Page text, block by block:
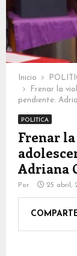
Inicio
Frenar la
pendiente:
POLITICA
Frenar
Adriana
Por 25 abril,